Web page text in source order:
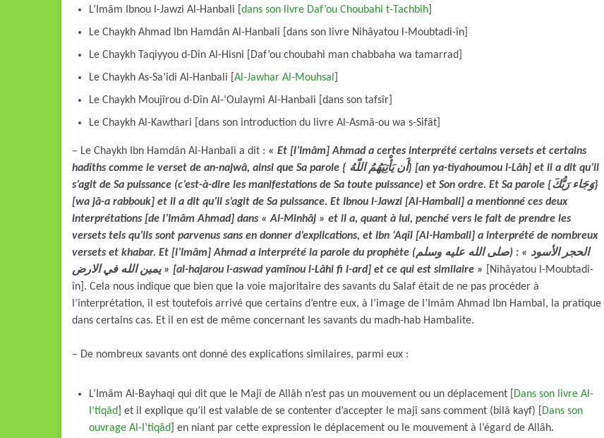
L’Imâm Ibnou l-Jawzi Al-Hanbali [ dans son livre Daf’ou Choubahi t-Tachbîh
Le Chaykh Ahmad Ibn Hamdân Al-Hanbali [dans son livre Nihâyatou l-Moubtadi-în]
Le Chaykh Taqiyyou d-Dîn Al-Hisni [Daf’ou choubahi man chabbaha wa tamarrad]
Le Chaykh As-Sa’idi Al-Hanbali [ Al-Jawhar Al-Mouhsal
Le Chaykh Moujîrou d-Dîn Al-‘Oulaymi Al-Hanbali [dans son tafsîr]
Le Chaykh Al-Kawthari [dans son introduction du livre Al-Asmâ-ou wa s-Sifât]
– Le Chaykh Ibn Hamdân Al-Hanbali a dit : « Et [l’Imâm] Ahmad a certes interprété certains versets et certains
hadîths comme le verset de an-najwâ, ainsi que Sa parole { أَن يَأْتِيَهُمُ اللّهُ} [an ya-tiyahoumou l-Lâh] et il a dit qu’il
s’agit de Sa puissance (c’est-à-dire les manifestations de Sa toute puissance) et Son ordre. Et Sa parole {وَجَاء رَبُّكَ}
[wa jâ-a rabbouk] et il a dit qu’il s’agit de Sa puissance. Et Ibnou l-Jawzi [Al-Hambali] a mentionné ces deux
interprétations [de l’Imâm Ahmad] dans « Al-Minhâj » et il a, quant à lui, penché vers le fait de prendre les
versets tels qu’ils sont parvenus sans en donner d’explications, et Ibn ‘Aqîl [Al-Hambali] a interprété de nombreux
versets et khabar. Et [l’Imâm] Ahmad a interprété la parole du prophète (صلى الله عليه وسلم) : « الحجر الأسود
يمين الله في الارض» [al-hajarou l-aswad yamînou l-Lâhi fi l-ard] et ce qui est similaire »
[Nihâyatou l-Moubtadi-
în]. Cela nous indique que bien que la voie majoritaire des savants du Salaf était de ne pas procéder à
l’interprétation, il est toutefois arrivé que certains d’entre eux, à l’image de l’Imâm Ahmad Ibn Hambal, la pratique
dans certains cas. Et il en est de même concernant les savants du madh-hab Hambalite.
– De nombreux savants ont donné des explications similaires, parmi eux :
L’Imâm Al-Bayhaqi qui dit que le Majî de Allâh n’est pas un mouvement ou un déplacement [
Dans son livre Al-
I’tiqâd
] et il explique qu’il est valable de se contenter d’accepter le majî sans comment (bilâ kayf) [
Dans son
ouvrage Al-I’tiqâd
] en niant par cette expression le déplacement ou le mouvement à l’égard de Allâh.